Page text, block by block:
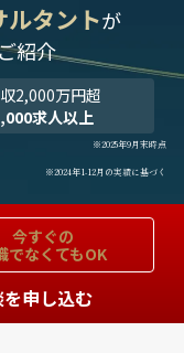
タントが
紹介
2,000万円超
求人以上
※2025年9月末時点
※2024年1-12月の実績に基づく
今すぐの
でなくてもOK
申し込む